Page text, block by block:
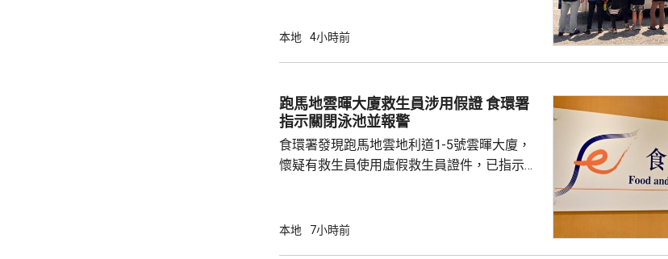
營毒窟及販運危險藥物，另外13男1女，年齡
本地 4小時前
跑馬地雲暉大廈救生員涉用假證 食環署
指示關閉泳池並報警
食環署發現跑馬地雲地利道1-5號雲暉大廈，
懷疑有救生員使用虛假救生員證件，已指示泳
資料，今日收到核實結果，發現一名昨日在屋
本地 7小時前